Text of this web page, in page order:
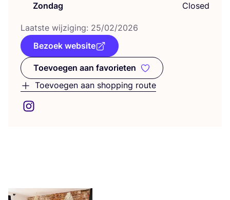
Zondag
Closed
Laat­ste wij­zi­ging: 25/02/2026
Bezoek website
Toevoegen aan favorieten
Toevoegen aan favorieten
Toevoegen aan shopping route